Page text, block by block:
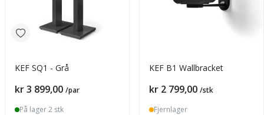
KEF SQ1 - Grå
Pris
kr 3 899,00 /par
På lager 2 stk
KEF B1 Wallbracket
Pris
kr 2 799,00 /stk
Fjernlager